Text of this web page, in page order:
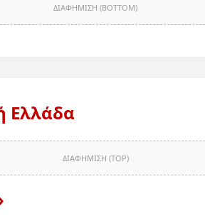
ΔΙΑΦΗΜΙΣΗ (BOTTOM)
Ελλάδα
ΔΙΑΦΗΜΙΣΗ (TOP)